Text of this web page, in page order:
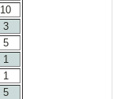
10
3
5
1
1
5